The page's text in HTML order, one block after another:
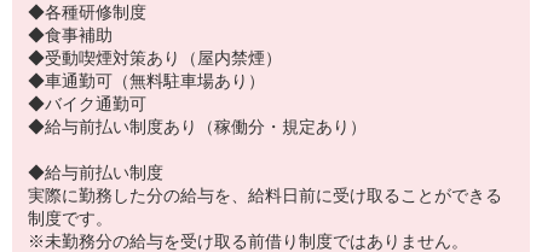
◆各種研修制度
◆食事補助
◆受動喫煙対策あり（屋内禁煙）
◆車通勤可（無料駐車場あり）
◆バイク通勤可
◆給与前払い制度あり（稼働分・規定あり）
◆給与前払い制度
実際に勤務した分の給与を、給料日前に受け取ることができる
制度です。
※未勤務分の給与を受け取る前借り制度ではありません。